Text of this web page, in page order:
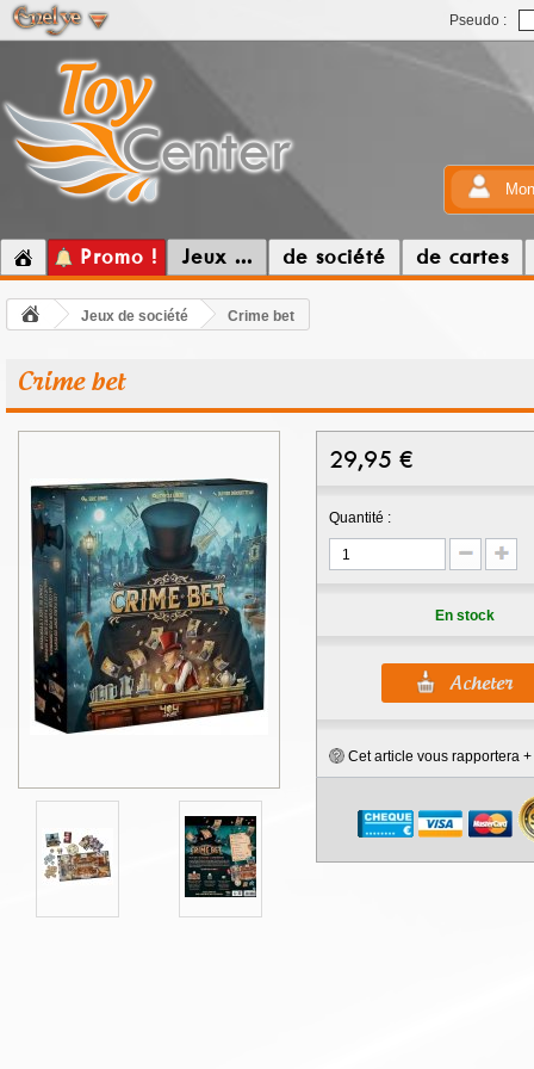
Pseudo :
Promo ! Jeux ... de société de cartes
Jeux de société Crime bet
Crime bet
29,95 €
Quantité :
En stock
Cet article vous rapportera +